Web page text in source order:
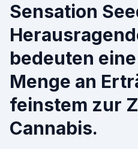
Sensation
bedeuten
Menge an
feinstem zur
Cannabis.